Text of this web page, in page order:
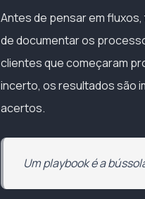
Antes de pensar em
de documentar os
clientes que começaram
incerto, os resultados são
acertos.
Um playbook é a